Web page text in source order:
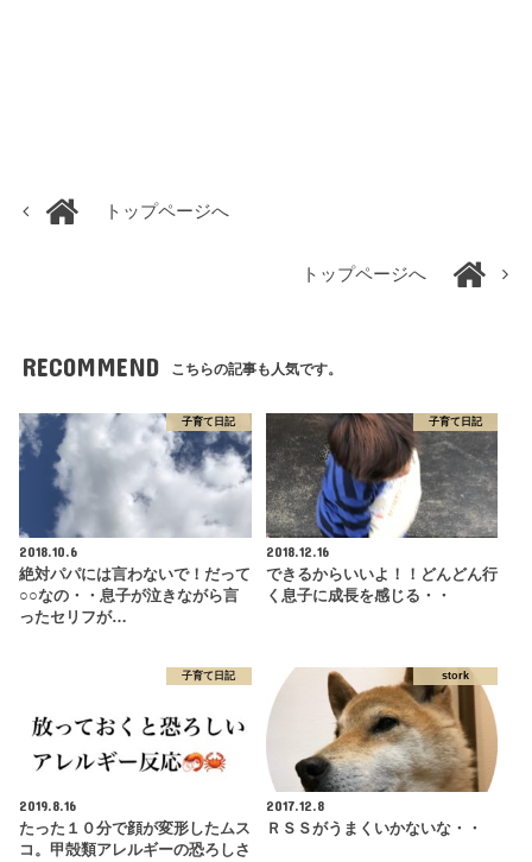
トップページへ
トップページへ
RECOMMEND こちらの記事も人気です。
子育て日記
2018.10.6
絶対パパには言わないで！だって
○○なの・・息子が泣きながら言
ったセリフが…
子育て日記
2018.12.16
できるからいいよ！！どんどん行
く息子に成長を感じる・・
子育て日記
2019.8.16
たった１０分で顔が変形したムス
コ。甲殻類アレルギーの恐ろしさ
stork
2017.12.8
ＲＳＳがうまくいかないな・・